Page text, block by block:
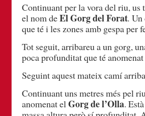
Continuant per la vora del riu, us
el nom deEl Gorg del Forat. Un
que té i les zones amb gespa per
Tot seguit, arribareu a un gorg,
poca profunditat que té
Seguint aquest mateix camí
Continuant uns metres més pel
anomenat elGorg de l’Olla.